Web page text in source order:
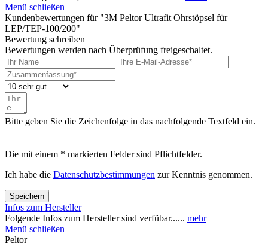
Menü schließen
Kundenbewertungen für "3M Peltor Ultrafit Ohrstöpsel für
LEP/TEP-100/200"
Bewertung schreiben
Bewertungen werden nach Überprüfung freigeschaltet.
Bitte geben Sie die Zeichenfolge in das nachfolgende Textfeld ein.
Die mit einem * markierten Felder sind Pflichtfelder.
Ich habe die Datenschutzbestimmungen zur Kenntnis genommen.
Speichern
Infos zum Hersteller
Folgende Infos zum Hersteller sind verfübar...... mehr
Menü schließen
Peltor